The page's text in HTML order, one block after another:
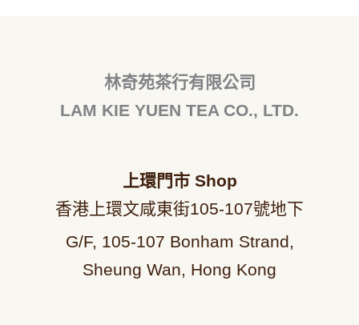
林奇苑茶行有限公司
LAM KIE YUEN TEA CO., LTD.
上環門市 Shop
香港上環文咸東街105-107號地下
G/F, 105-107 Bonham Strand,
Sheung Wan, Hong Kong